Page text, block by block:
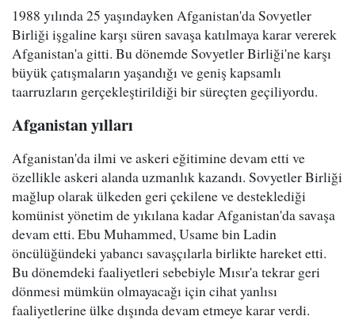
1988 yılında 25 yaşındayken Afganistan'da Sovyetler
Birliği işgaline karşı süren savaşa katılmaya karar vererek
Afganistan'a gitti. Bu dönemde Sovyetler Birliği'ne karşı
büyük çatışmaların yaşandığı ve geniş kapsamlı
taarruzların gerçekleştirildiği bir süreçten geçiliyordu.
Afganistan yılları
Afganistan'da ilmi ve askeri eğitimine devam etti ve
özellikle askeri alanda uzmanlık kazandı. Sovyetler Birliği
mağlup olarak ülkeden geri çekilene ve desteklediği
komünist yönetim de yıkılana kadar Afganistan'da savaşa
devam etti. Ebu Muhammed, Usame bin Ladin
öncülüğündeki yabancı savaşçılarla birlikte hareket etti.
Bu dönemdeki faaliyetleri sebebiyle Mısır'a tekrar geri
dönmesi mümkün olmayacağı için cihat yanlısı
faaliyetlerine ülke dışında devam etmeye karar verdi.